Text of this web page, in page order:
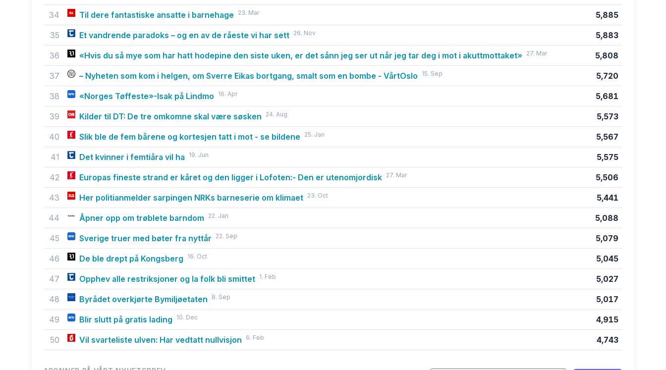
34 Til dere fantastiske ansatte i barnehage 23. Mar 5,885
35 Et vandrende paradoks – og en av de råeste vi har sett 26. Nov 5,883
36 «Hvis du så mye som har hatt hodepine den siste uken, er det sånn jeg ser ut når jeg tar deg i mot i akuttmottaket» 27. Mar 5,808
37 – Nyheten som kom i helgen, om Sverre Eikas bortgang, smalt som en bombe - VårtOslo 15. Sep 5,720
38 «Norges Tøffeste»-Isak på Lindmo 16. Apr 5,681
39 Kilder til DT: De tre omkomne skal være søsken 24. Aug 5,573
40 Slik ble de fem bårene og kortesjen tatt i mot - se bildene 25. Jan 5,567
41 Det kvinner i femtiåra vil ha 19. Jun 5,575
42 Europas fineste strand er kåret og den ligger i Lofoten:- Den er utenomjordisk 27. Mar 5,506
43 Her politianmelder sarpingen NRKs barneserie om klimaet 23. Oct 5,441
44 Åpner opp om trøblete barndom 22. Jan 5,088
45 Sverige truer med bøter fra nyttår 22. Sep 5,079
46 De ble drept på Kongsberg 16. Oct 5,045
47 Opphev alle restriksjoner og la folk bli smittet 1. Feb 5,027
48 Byrådet overkjørte Bymiljøetaten 8. Sep 5,017
49 Blir slutt på gratis lading 10. Dec 4,915
50 Vil svarteliste ulven: Har vedtatt nullvisjon 6. Feb 4,743